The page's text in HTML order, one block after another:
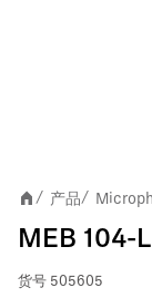
/ 产品/
MEB 104-
货号 505605